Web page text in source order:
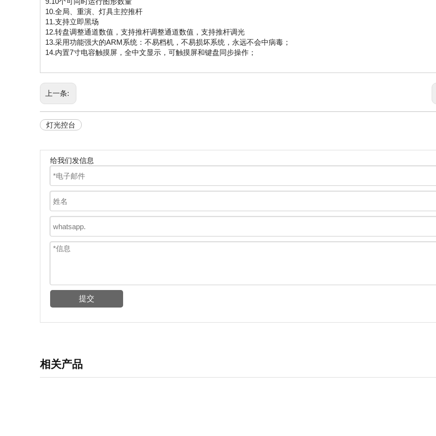
10.全局、重演、灯具主控推杆
11.支持立即黑场
12.转盘调整通道数值，支持推杆调整通道数值，支持推杆调光
13.采用功能强大的ARM系统：不易档机，不易损坏系统，永远不会中病毒；
14.内置7寸电容触摸屏，全中文显示，可触摸屏和键盘同步操作；
上一条:
灯光控台
给我们发信息
提交
相关产品